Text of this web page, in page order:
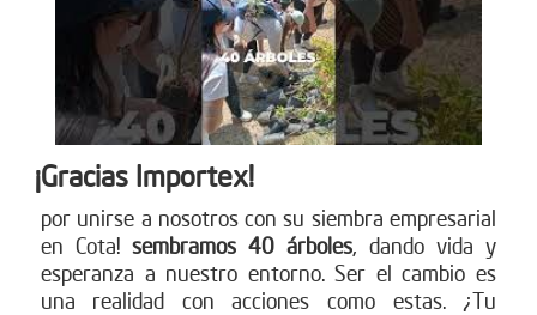
¡Gracias Importex!
por unirse a nosotros con su siembra empresarial
en Cota! sembramos 40 árboles, dando vida y
esperanza a nuestro entorno. Ser el cambio es
una realidad con acciones como estas. ¿Tu